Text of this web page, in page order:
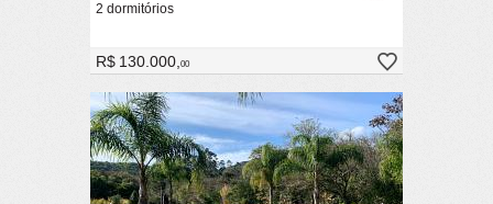
2 dormitórios
R$ 130.000,00